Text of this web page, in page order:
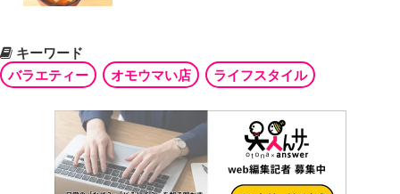
キーワード
バラエティー
オモウマい店 ライフスタイル